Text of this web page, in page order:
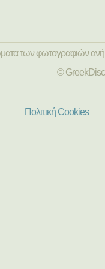
των φωτογραφιών
©
Πολιτική Cookies